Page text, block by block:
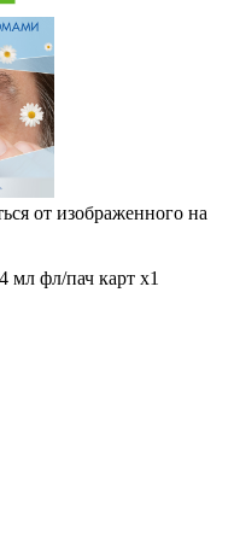
от изображенного на
мл фл/пач карт x1